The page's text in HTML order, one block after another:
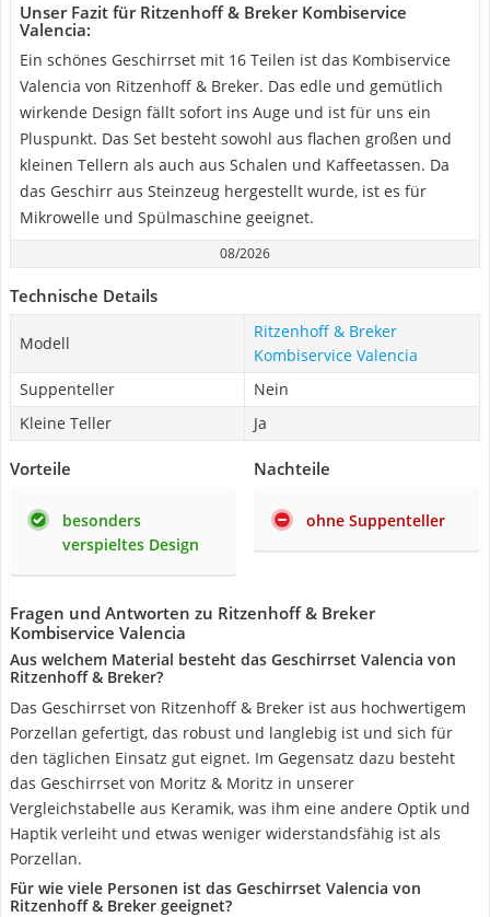
Unser Fazit für Ritzenhoff & Breker Kombiservice
Valencia:
Ein schönes Geschirrset mit 16 Teilen ist das Kombiservice
Valencia von Ritzenhoff & Breker. Das edle und gemütlich
wirkende Design fällt sofort ins Auge und ist für uns ein
Pluspunkt. Das Set besteht sowohl aus flachen großen und
kleinen Tellern als auch aus Schalen und Kaffeetassen. Da
das Geschirr aus Steinzeug hergestellt wurde, ist es für
Mikrowelle und Spülmaschine geeignet.
08/2026
Technische Details
Modell
Ritzenhoff & Breker
Kombiservice Valencia
Suppenteller
Nein
Kleine Teller
Ja
Vorteile
besonders
verspieltes Design
Nachteile
ohne Suppenteller
Fragen und Antworten zu Ritzenhoff & Breker
Kombiservice Valencia
Aus welchem Material besteht das Geschirrset Valencia von
Ritzenhoff & Breker?
Das Geschirrset von Ritzenhoff & Breker ist aus hochwertigem
Porzellan gefertigt, das robust und langlebig ist und sich für
den täglichen Einsatz gut eignet. Im Gegensatz dazu besteht
das Geschirrset von Moritz & Moritz in unserer
Vergleichstabelle aus Keramik, was ihm eine andere Optik und
Haptik verleiht und etwas weniger widerstandsfähig ist als
Porzellan.
Für wie viele Personen ist das Geschirrset Valencia von
Ritzenhoff & Breker geeignet?